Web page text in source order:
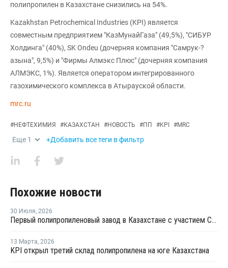
полипропилен в Казахстане снизились на 54%.
Kazakhstan Petrochemical Industries (KPI) является
совместным предприятием "КазМунайГаза" (49,5%), "СИБУР
Холдинга" (40%), SK Ondeu (дочерняя компания "Самрук-?
азына", 9,5%) и "Фирмы Алмэкс Плюс" (дочерняя компания
АЛМЭКС, 1%). Является оператором интегрированного
газохимического комплекса в Атырауской области.
mrc.ru
#НЕФТЕХИМИЯ #КАЗАХСТАН #НОВОСТЬ #ПП #KPI #MRC
Еще 1 +Добавить все теги в фильтр
Похожие новости
30 Июля, 2026
Первый полипропиленовый завод в Казахстане с участием СИБУРа терпит убытки
13 Марта, 2026
KPI открыл третий склад полипропилена на юге Казахстана